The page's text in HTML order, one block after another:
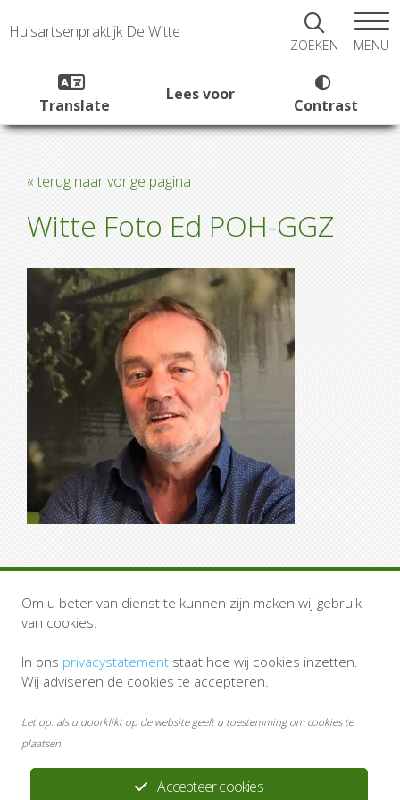
Huisartsenpraktijk De Witte
ZOEKEN MENU
Translate
Lees voor
Contrast
« terug naar vorige pagina
Witte Foto Ed POH-GGZ
Thuisarts.nl
Apotheek.nl
Agressieprotocol
Privacystatement
Disclaimer
Accepteer cookies
Om u beter van dienst te kunnen zijn maken wij gebruik
van cookies.
In ons privacystatement staat hoe wij cookies inzetten.
Wij adviseren de cookies te accepteren.
Let op: als u doorklikt op de website geeft u toestemming om cookies te
plaatsen.